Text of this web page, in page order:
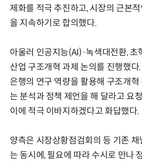
제화를 적극 추진하고, 시장의 근본
을 지속하기로 합의했다.
아울러 인공지능(AI)·녹색대전환, 초
산업 구조개혁 과제 논의를 진행했다
은행의 연구 역량을 활용해 구조개혁
는 분석과 정책 제언을 해 달라고 요
이에 적극 이바지하겠다고 화답했다.
양측은 시장상황점검회의 등 기존
는 동시에, 필요에 따라 수시로 만나